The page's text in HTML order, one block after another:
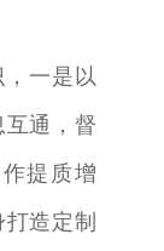
一是以
通，督
提质增
造定制